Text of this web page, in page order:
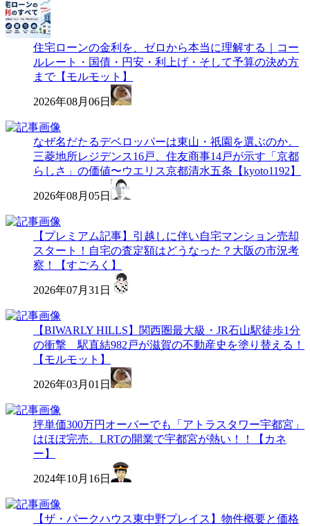
住宅ローンの金利を、ゼロから本当に理解する｜コー
ルレート・国債・円安・利上げ・そして予算の決め方
まで【モルモット】
2026年08月06日
なぜ名だたるデベロッパーは東山・祇園を選ぶのか。
三菱地所レジデンス16戸、住友商事14戸が示す「京都
らしさ」の価値〜ウエリス京都清水五条【kyoto1192】
2026年08月05日
【プレミアム記事】引越しに伴い自宅マンション売却
スタート！自宅の査定額はどうなった？大阪の市況考
察！【すごろく】
2026年07月31日
【BIWARLY HILLS】関西圏最大級・JR石山駅徒歩1分
の衝撃 駅直結982戸が滋賀の不動産史を塗り替える！
【モルモット】
2026年03月01日
坪単価300万円オーバーでも「アトラスタワー宇都宮」
はほぼ完売。LRTの開業で宇都宮が熱い！！【カネ
ー】
2024年10月16日
【ザ・パークハウス東中野プレイス】物件概要と価格